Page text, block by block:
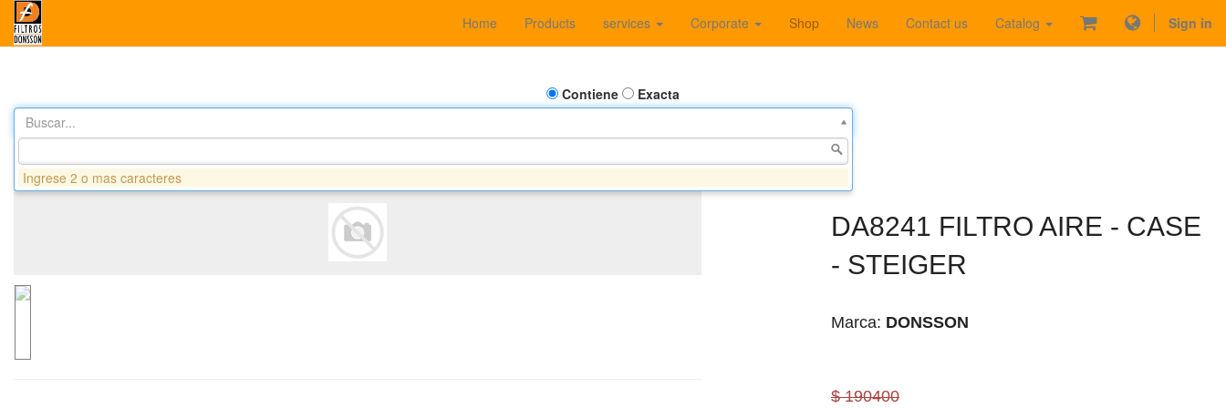
Home Products services Corporate Shop News Contact us Catalog Sign in
Contiene
Exacta
Buscar...
DA8241 FILTRO AIRE - CASE
- STEIGER
Marca: DONSSON
$ 190400
Ingrese 2 o mas caracteres